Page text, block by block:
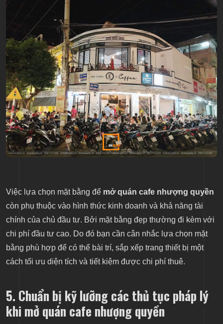
Việc lựa chọn mặt bằng để mở quán cafe nhượng quyền
còn phụ thuộc vào hình thức kinh doanh và khả năng tài
chính của chủ đầu tư. Bởi mặt bằng đẹp thường đi kèm với
chi phí đầu tư cao. Do đó bạn cần cân nhắc lựa chọn mặt
bằng phù hợp để có thể bài trí, sắp xếp trang thiết bị một
cách tối ưu diện tích và tiết kiệm được chi phí thuê.
5. Chuẩn bị kỹ lưỡng các thủ tục pháp lý
khi mở quán cafe nhượng quyền